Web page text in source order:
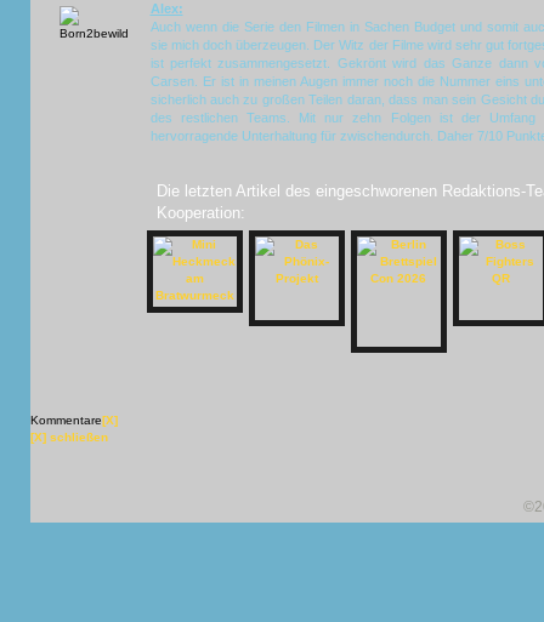
Alex:
Auch wenn die Serie den Filmen in Sachen Budget und somit
sie mich doch überzeugen. Der Witz der Filme wird sehr gut
ist perfekt zusammengesetzt. Gekrönt wird das Ganze dann
Carsen. Er ist in meinen Augen immer noch die Nummer eins
sicherlich auch zu großen Teilen daran, dass man sein Gesicht
des restlichen Teams. Mit nur zehn Folgen ist der
hervorragende Unterhaltung für zwischendurch. Daher 7/10
Die letzten Artikel des eingeschworenen Redaktions-
Kooperation:
Kommentare[X]
[X] schließen